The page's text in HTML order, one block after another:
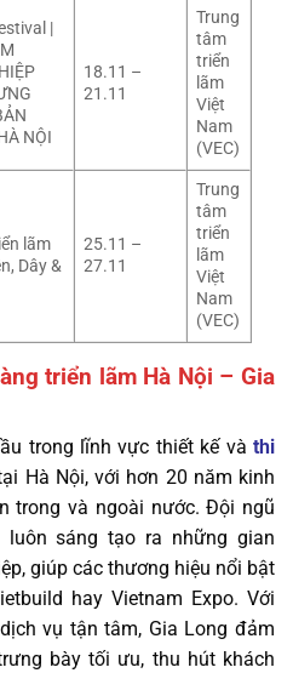
|
NỘI
18.11 –
21.11
Trung
tâm
triển
lãm
Việt
Nam
(VEC)
lãm
Dây &
25.11 –
27.11
Trung
tâm
triển
lãm
Việt
Nam
(VEC)
triển lãm Hà Nội – Gia
trong lĩnh vực thiết kế vàthi
Hà Nội, với hơn 20 năm kinh
trong và ngoài nước. Đội ngũ
luôn sáng tạo ra những gian
giúp các thương hiệu nổi bật
hay Vietnam Expo. Với
vụ tận tâm, Gia Long đảm
bày tối ưu, thu hút khách